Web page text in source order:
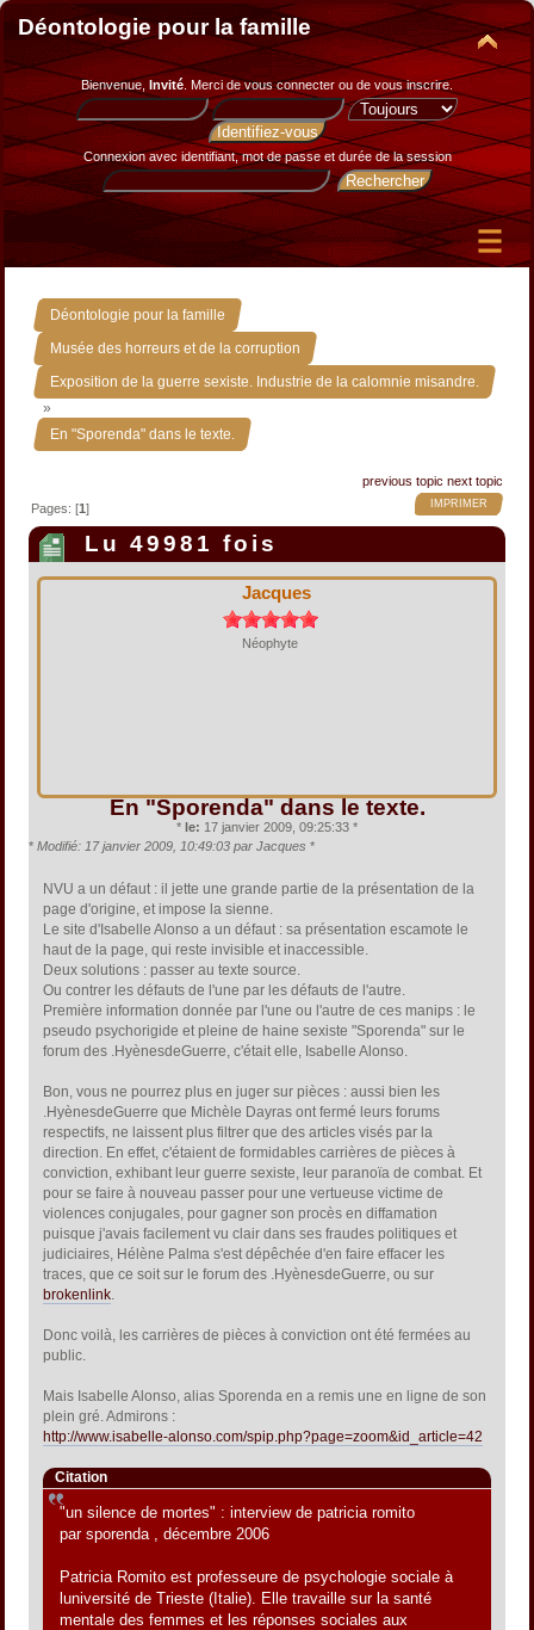
Déontologie pour la famille
Bienvenue, Invité. Merci devous connecter ou de vous inscrire.
Connexion avec identifiant, mot de passe et durée de la session
Déontologie pour la famille »
Musée des horreurs et de la corruption »
Exposition de la guerre sexiste. Industrie de la calomnie misandre.
»
En "Sporenda" dans le texte.
previous topic next topic
IMPRIMER
Pages: [1]
Lu 49981 fois
Jacques
Néophyte
En "Sporenda" dans le texte.
* le: 17 janvier 2009, 09:25:33 *
* Modifié: 17 janvier 2009, 10:49:03 par Jacques *
NVU a un défaut : il jette une grande partie de la présentation de la
page d'origine, et impose la sienne.
Le site d'Isabelle Alonso a un défaut : sa présentation escamote le
haut de la page, qui reste invisible et inaccessible.
Deux solutions : passer au texte source.
Ou contrer les défauts de l'une par les défauts de l'autre.
Première information donnée par l'une ou l'autre de ces manips : le
pseudo psychorigide et pleine de haine sexiste "Sporenda" sur le
forum des .HyènesdeGuerre, c'était elle, Isabelle Alonso.
Bon, vous ne pourrez plus en juger sur pièces : aussi bien les
.HyènesdeGuerre que Michèle Dayras ont fermé leurs forums
respectifs, ne laissent plus filtrer que des articles visés par la
direction. En effet, c'étaient de formidables carrières de pièces à
conviction, exhibant leur guerre sexiste, leur paranoïa de combat. Et
pour se faire à nouveau passer pour une vertueuse victime de
violences conjugales, pour gagner son procès en diffamation
puisque j'avais facilement vu clair dans ses fraudes politiques et
judiciaires, Hélène Palma s'est dépêchée d'en faire effacer les
traces, que ce soit sur le forum des .HyènesdeGuerre, ou sur
brokenlink.
Donc voilà, les carrières de pièces à conviction ont été fermées au
public.
Mais Isabelle Alonso, alias Sporenda en a remis une en ligne de son
plein gré. Admirons :
http://www.isabelle-alonso.com/spip.php?page=zoom&id_article=42
Citation
"un silence de mortes" : interview de patricia romito
par sporenda , décembre 2006
Patricia Romito est professeure de psychologie sociale à
luniversité de Trieste (Italie). Elle travaille sur la santé
mentale des femmes et les réponses sociales aux